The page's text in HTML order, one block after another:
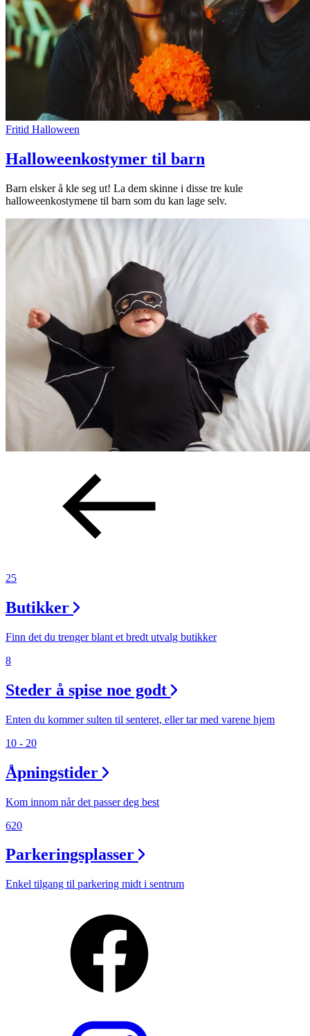
Fritid Halloween
Halloweenkostymer til barn
Barn elsker å kle seg ut! La dem skinne i disse tre kule
halloweenkostymene til barn som du kan lage selv.
25
Butikker
Finn det du trenger blant et bredt utvalg butikker
8
Steder å spise noe godt
Enten du kommer sulten til senteret, eller tar med varene hjem
10 - 20
Åpningstider
Kom innom når det passer deg best
620
Parkeringsplasser
Enkel tilgang til parkering midt i sentrum